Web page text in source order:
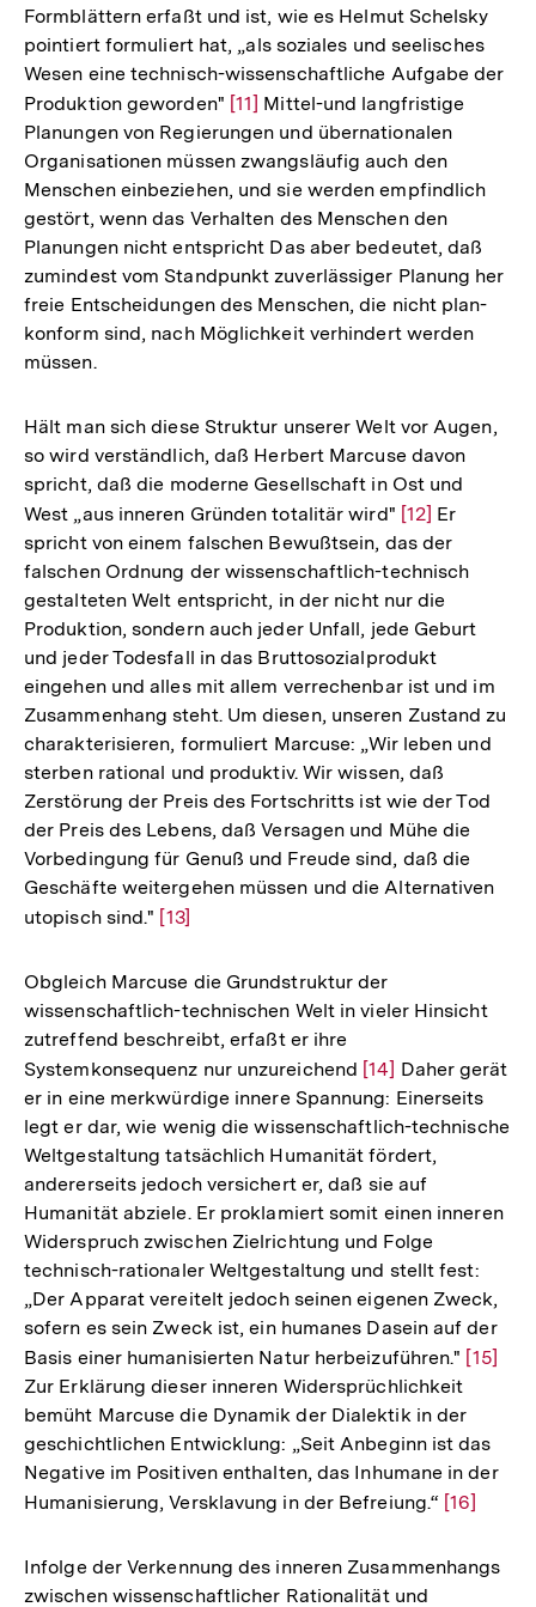
Formblättern erfaßt und ist, wie es Helmut Schelsky
pointiert formuliert hat, „als soziales und seelisches
Wesen eine technisch-wissenschaftliche Aufgabe der
Produktion geworden" Zur
Auflösung
der
Fußnote
[11] Mittel-und langfristige
Planungen von Regierungen und übernationalen
Organisationen müssen zwangsläufig auch den
Menschen einbeziehen, und sie werden empfindlich
gestört, wenn das Verhalten des Menschen den
Planungen nicht entspricht Das aber bedeutet, daß
zumindest vom Standpunkt zuverlässiger Planung her
freie Entscheidungen des Menschen, die nicht plan-
konform sind, nach Möglichkeit verhindert werden
müssen.
Hält man sich diese Struktur unserer Welt vor Augen,
so wird verständlich, daß Herbert Marcuse davon
spricht, daß die moderne Gesellschaft in Ost und
West „aus inneren Gründen totalitär wird" Zur
Auflösung
der
Fußnote
[12] Er
spricht von einem falschen Bewußtsein, das der
falschen Ordnung der wissenschaftlich-technisch
gestalteten Welt entspricht, in der nicht nur die
Produktion, sondern auch jeder Unfall, jede Geburt
und jeder Todesfall in das Bruttosozialprodukt
eingehen und alles mit allem verrechenbar ist und im
Zusammenhang steht. Um diesen, unseren Zustand zu
charakterisieren, formuliert Marcuse: „Wir leben und
sterben rational und produktiv. Wir wissen, daß
Zerstörung der Preis des Fortschritts ist wie der Tod
der Preis des Lebens, daß Versagen und Mühe die
Vorbedingung für Genuß und Freude sind, daß die
Geschäfte weitergehen müssen und die Alternativen
utopisch sind." Zur
der
Fußnote
[13]
Obgleich Marcuse die Grundstruktur der
wissenschaftlich-technischen Welt in vieler Hinsicht
zutreffend beschreibt, erfaßt er ihre
Systemkonsequenz nur unzureichend Zur
Auflösung
der
Fußnote
[14] Daher gerät
er in eine merkwürdige innere Spannung: Einerseits
legt er dar, wie wenig die wissenschaftlich-technische
Weltgestaltung tatsächlich Humanität fördert,
andererseits jedoch versichert er, daß sie auf
Humanität abziele. Er proklamiert somit einen inneren
Widerspruch zwischen Zielrichtung und Folge
technisch-rationaler Weltgestaltung und stellt fest:
„Der Apparat vereitelt jedoch seinen eigenen Zweck,
sofern es sein Zweck ist, ein humanes Dasein auf der
Basis einer humanisierten Natur herbeizuführen." Zur
der
[15]
Zur Erklärung dieser inneren Widersprüchlichkeit
bemüht Marcuse die Dynamik der Dialektik in der
geschichtlichen Entwicklung: „Seit Anbeginn ist das
Negative im Positiven enthalten, das Inhumane in der
Humanisierung, Versklavung in der Befreiung.“ Zur
der
[16]
Infolge der Verkennung des inneren Zusammenhangs
zwischen wissenschaftlicher Rationalität und